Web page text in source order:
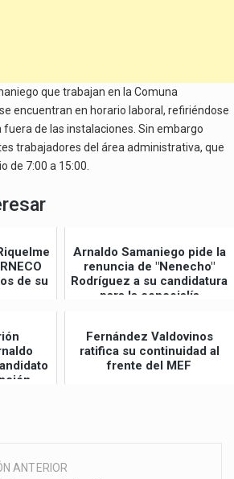
que trabajan en la Comuna
encuentran en horario laboral, refiriéndose
de las instalaciones. Sin embargo
trabajadores del área administrativa, que
de 7:00 a 15:00.
de su
Arnaldo Samaniego pide la
renuncia de "Nenecho"
Rodríguez a su candidatura
para la concejalía
Fernández Valdovinos
ratifica su continuidad al
frente del MEF
ANTERIOR